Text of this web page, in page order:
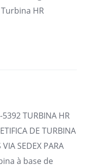
Turbina HR
TURBINA HR
DE TURBINA
SEDEX PARA
à base de